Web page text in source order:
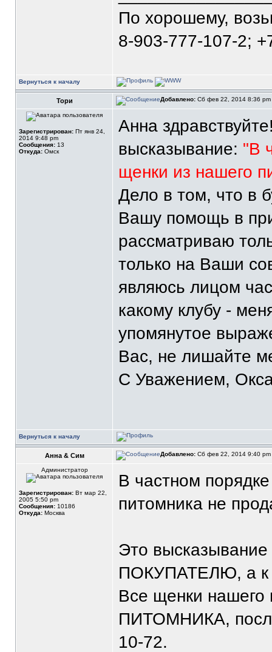
По хорошему,
8-903-777-107-2;
Вернуться к началу
Тори Добавлено: Сб фев 22, 2014 8:36 pm
Зарегистрирован: Пт янв 24,
2014 9:48 pm
Сообщения: 13
Откуда: Омск
Анна
высказывание: "В
щенки из нашего
Дело в том, что в
Вашу помощь в
рассматриваю
только на Ваши
являюсь лицом
какому клубу -
упомянутое
Вас, не лишайте
С Уважением,
Вернуться к началу
Анна & Сим Добавлено: Сб фев 22, 2014 9:40 pm
Администратор
Зарегистрирован: Вт мар 22,
2005 5:50 pm
Сообщения: 10186
Откуда: Москва
В частном
питомника не
Это
ПОКУПАТЕЛЮ, а
Все щенки нашего
ПИТОМНИКА,
10-72.